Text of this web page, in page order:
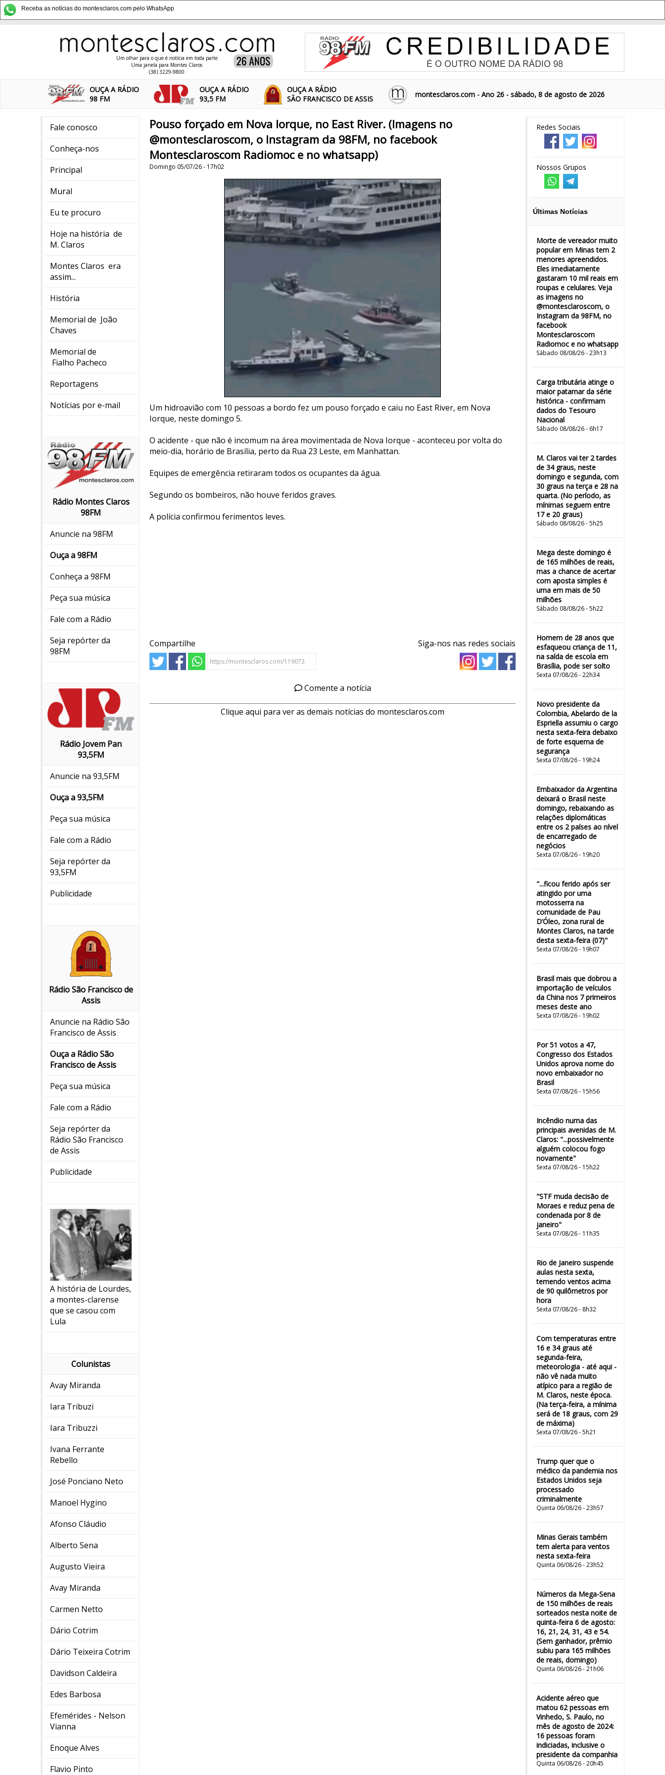
Receba as notícias do montesclaros.com pelo WhatsApp
Um olhar para o que é notícia em toda parte
Uma janela para Montes Claros
(38) 3229-9800
OUÇA A RÁDIO
98 FM
OUÇA A RÁDIO
93,5 FM
OUÇA A RÁDIO
SÃO FRANCISCO DE ASSIS
montesclaros.com - Ano 26 - sábado, 8 de agosto de 2026
Fale conosco
Conheça-nos
Principal
Mural
Eu te procuro
Hoje na história de
M. Claros
Montes Claros era
assim...
História
Memorial de João
Chaves
Memorial de
Fialho Pacheco
Reportagens
Notícias por e-mail
Rádio Montes Claros
98FM
Anuncie na 98FM
Ouça a 98FM
Conheça a 98FM
Peça sua música
Fale com a Rádio
Seja repórter da
98FM
Rádio Jovem Pan
93,5FM
Anuncie na 93,5FM
Ouça a 93,5FM
Peça sua música
Fale com a Rádio
Seja repórter da
93,5FM
Publicidade
Rádio São Francisco de
Assis
Anuncie na Rádio São
Francisco de Assis
Ouça a Rádio São
Francisco de Assis
Peça sua música
Fale com a Rádio
Seja repórter da
Rádio São Francisco
de Assis
Publicidade
A história de Lourdes,
a montes-clarense
que se casou com
Lula
Colunistas
Avay Miranda
Iara Tribuzi
Iara Tribuzzi
Ivana Ferrante
Rebello
José Ponciano Neto
Manoel Hygino
Afonso Cláudio
Alberto Sena
Augusto Vieira
Avay Miranda
Carmen Netto
Dário Cotrim
Dário Teixeira Cotrim
Davidson Caldeira
Edes Barbosa
Efemérides - Nelson
Vianna
Enoque Alves
Flavio Pinto
Redes Sociais
Nossos Grupos
Últimas Notícias
Morte de vereador muito
popular em Minas tem 2
menores apreendidos.
Eles imediatamente
gastaram 10 mil reais em
roupas e celulares. Veja
as imagens no
@montesclaroscom, o
Instagram da 98FM, no
facebook
Montesclaroscom
Radiomoc e no whatsapp
Sábado 08/08/26 - 23h13
Carga tributária atinge o
maior patamar da série
histórica - confirmam
dados do Tesouro
Nacional
Sábado 08/08/26 - 6h17
M. Claros vai ter 2 tardes
de 34 graus, neste
domingo e segunda, com
30 graus na terça e 28 na
quarta. (No período, as
mínimas seguem entre
17 e 20 graus)
Sábado 08/08/26 - 5h25
Mega deste domingo é
de 165 milhões de reais,
mas a chance de acertar
com aposta simples é
uma em mais de 50
milhões
Sábado 08/08/26 - 5h22
Homem de 28 anos que
esfaqueou criança de 11,
na saída de escola em
Brasília, pode ser solto
Sexta 07/08/26 - 22h34
Novo presidente da
Colombia, Abelardo de la
Espriella assumiu o cargo
nesta sexta-feira debaixo
de forte esquema de
segurança
Sexta 07/08/26 - 19h24
Embaixador da Argentina
deixará o Brasil neste
domingo, rebaixando as
relações diplomáticas
entre os 2 países ao nível
de encarregado de
negócios
Sexta 07/08/26 - 19h20
"...ficou ferido após ser
atingido por uma
motosserra na
comunidade de Pau
D’Óleo, zona rural de
Montes Claros, na tarde
desta sexta-feira (07)"
Sexta 07/08/26 - 19h07
Brasil mais que dobrou a
importação de veículos
da China nos 7 primeiros
meses deste ano
Sexta 07/08/26 - 19h02
Por 51 votos a 47,
Congresso dos Estados
Unidos aprova nome do
novo embaixador no
Brasil
Sexta 07/08/26 - 15h56
Incêndio numa das
principais avenidas de M.
Claros: "...possivelmente
alguém colocou fogo
novamente"
Sexta 07/08/26 - 15h22
"STF muda decisão de
Moraes e reduz pena de
condenada por 8 de
janeiro"
Sexta 07/08/26 - 11h35
Rio de Janeiro suspende
aulas nesta sexta,
temendo ventos acima
de 90 quilômetros por
hora
Sexta 07/08/26 - 8h32
Com temperaturas entre
16 e 34 graus até
segunda-feira,
meteorologia - até aqui -
não vê nada muito
atípico para a região de
M. Claros, neste época.
(Na terça-feira, a mínima
será de 18 graus, com 29
de máxima)
Sexta 07/08/26 - 5h21
Trump quer que o
médico da pandemia nos
Estados Unidos seja
processado
criminalmente
Quinta 06/08/26 - 23h57
Minas Gerais também
tem alerta para ventos
nesta sexta-feira
Quinta 06/08/26 - 23h52
Números da Mega-Sena
de 150 milhões de reais
sorteados nesta noite de
quinta-feira 6 de agosto:
16, 21, 24, 31, 43 e 54.
(Sem ganhador, prêmio
subiu para 165 milhões
de reais, domingo)
Quinta 06/08/26 - 21h06
Acidente aéreo que
matou 62 pessoas em
Vinhedo, S. Paulo, no
mês de agosto de 2024:
16 pessoas foram
indiciadas, inclusive o
presidente da companhia
Quinta 06/08/26 - 20h45
Pouso forçado em Nova Iorque, no East River. (Imagens no
@montesclaroscom, o Instagram da 98FM, no facebook
Montesclaroscom Radiomoc e no whatsapp)
Domingo 05/07/26 - 17h02
Um hidroavião com 10 pessoas a bordo fez um pouso forçado e caiu no East River, em Nova
Iorque, neste domingo 5.
O acidente - que não é incomum na área movimentada de Nova Iorque - aconteceu por volta do
meio-dia, horário de Brasília, perto da Rua 23 Leste, em Manhattan.
Equipes de emergência retiraram todos os ocupantes da água.
Segundo os bombeiros, não houve feridos graves.
A polícia confirmou ferimentos leves.
Compartilhe Siga-nos nas redes sociais
Comente a notícia
Clique aqui para ver as demais notícias do montesclaros.com